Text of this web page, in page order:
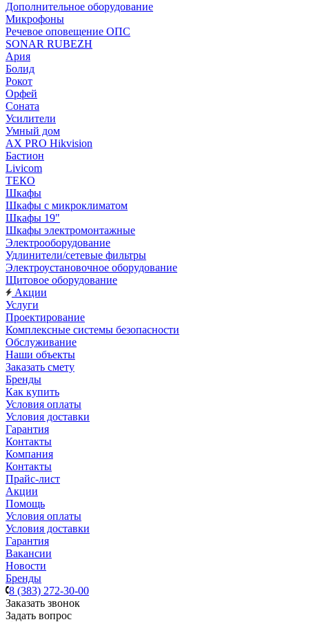
Дополнительное оборудование
Микрофоны
Речевое оповещение ОПС
SONAR RUBEZH
Ария
Болид
Рокот
Орфей
Соната
Усилители
Умный дом
AX PRO Hikvision
Бастион
Livicom
ТЕКО
Шкафы
Шкафы с микроклиматом
Шкафы 19"
Шкафы электромонтажные
Электрооборудование
Удлинители/сетевые фильтры
Электроустановочное оборудование
Щитовое оборудование
Акции
Услуги
Проектирование
Комплексные системы безопасности
Обслуживание
Наши объекты
Заказать смету
Бренды
Как купить
Условия оплаты
Условия доставки
Гарантия
Контакты
Компания
Контакты
Прайс-лист
Акции
Помощь
Условия оплаты
Условия доставки
Гарантия
Вакансии
Новости
Бренды
8 (383) 272-30-00
Заказать звонок
Задать вопрос